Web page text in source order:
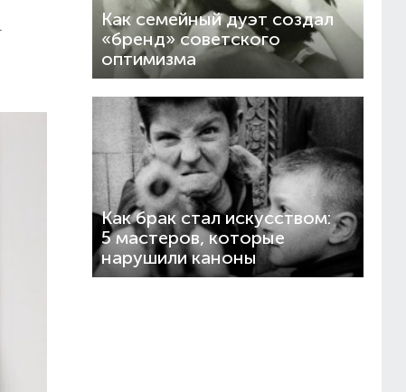
Как семейный дуэт создал
«бренд» советского
оптимизма
Как брак стал искусством:
5 мастеров, которые
нарушили каноны